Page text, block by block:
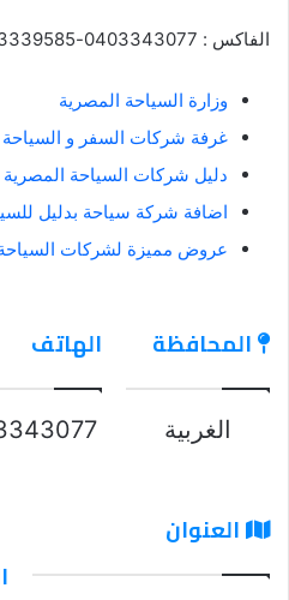
الفاكس : 0403343077-0403339585
وزارة السياحة المصرية
غرفة شركات السفر و السياحة
دليل شركات السياحة المصرية
اضافة شركة سياحة بدليل
عروض مميزة لشركات
المحافظة
الغربية
الهاتف
العنوان